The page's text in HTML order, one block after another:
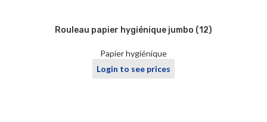
Rouleau papier hygiénique jumbo (12)
Papier hygiénique
Login to see prices